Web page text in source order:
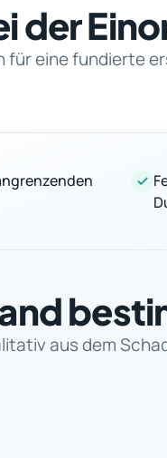
der
für eine fundierte
aus dem